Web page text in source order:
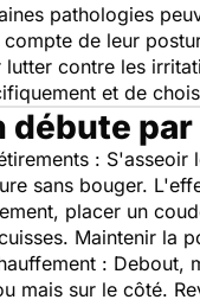
pathologies
de leur
lutter contre les
et de
débute
: S'asseoir
sans bouger.
placer un
Maintenir la
: Debout,
mais sur le côté.